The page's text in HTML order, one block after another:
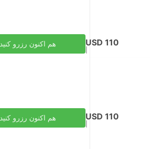
USD 110
مالیات‌ها لحاظ شده
به ازای هر بزرگسال
هم اکنون رزرو کنید
USD 110
مالیات‌ها لحاظ شده
به ازای هر بزرگسال
هم اکنون رزرو کنید